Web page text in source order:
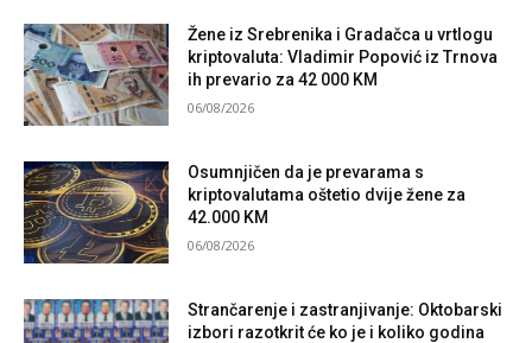
Žene iz Srebrenika i Gradačca u vrtlogu
kriptovaluta: Vladimir Popović iz Trnova
ih prevario za 42 000 KM
06/08/2026
Osumnjičen da je prevarama s
kriptovalutama oštetio dvije žene za
42.000 KM
06/08/2026
Strančarenje i zastranjivanje: Oktobarski
izbori razotkrit će ko je i koliko godina